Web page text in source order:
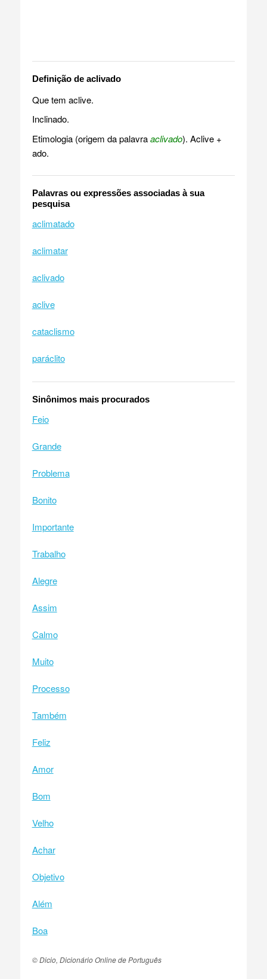
Definição de aclivado
Que tem aclive.
Inclinado.
Etimologia (origem da palavraaclivado). Aclive +
ado.
Palavras ou expressões associadas à sua
pesquisa
aclimatado
aclimatar
aclivado
aclive
cataclismo
paráclito
Sinônimos mais procurados
Feio
Grande
Problema
Bonito
Importante
Trabalho
Alegre
Assim
Calmo
Muito
Processo
Também
Feliz
Amor
Bom
Velho
Achar
Objetivo
Além
Boa
© Dicio, Dicionário Online de Português